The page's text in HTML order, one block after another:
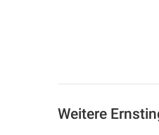
Weitere